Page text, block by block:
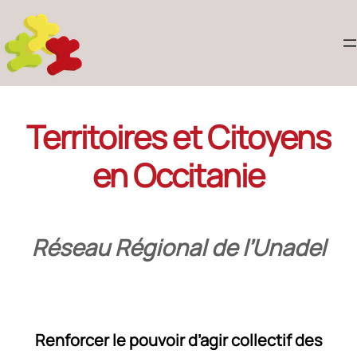
Territoires et Citoyens
en Occitanie
Réseau Régional de l’Unadel
Renforcer le pouvoir d’agir collectif des